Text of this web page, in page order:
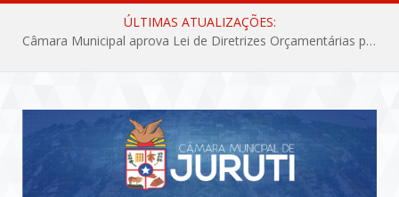
ÚLTIMAS ATUALIZAÇÕES:
Câmara Municipal aprova Lei de Diretrizes Orçamentárias para o exercício financeiro de 2027